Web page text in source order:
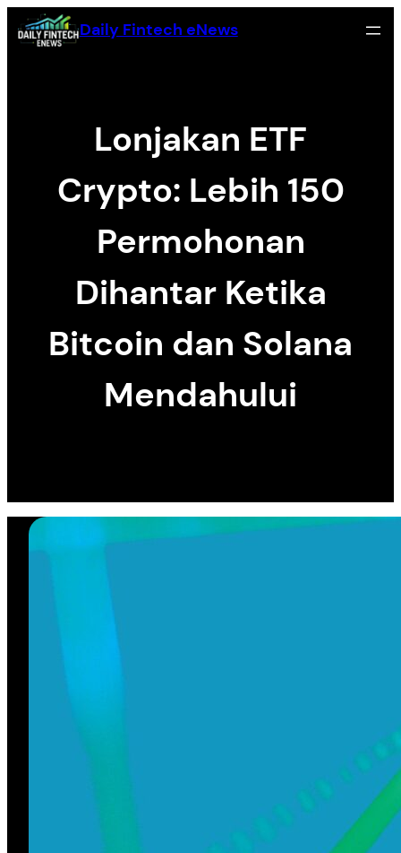
Zum
Inhalt
Daily Fintech eNews
Lonjakan ETF
Crypto: Lebih 150
Permohonan
Dihantar Ketika
Bitcoin dan Solana
Mendahului